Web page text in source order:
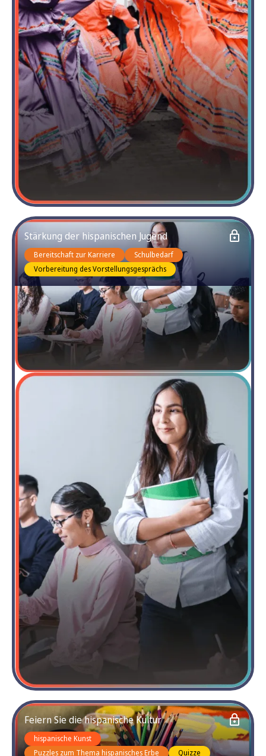
Stärkung der hispanischen Jugend
Bereitschaft zur Karriere
Schulbedarf
Vorbereitung des Vorstellungsgesprächs
Feiern Sie die hispanische Kultur
hispanische Kunst
Puzzles zum Thema hispanisches Erbe
Quizze